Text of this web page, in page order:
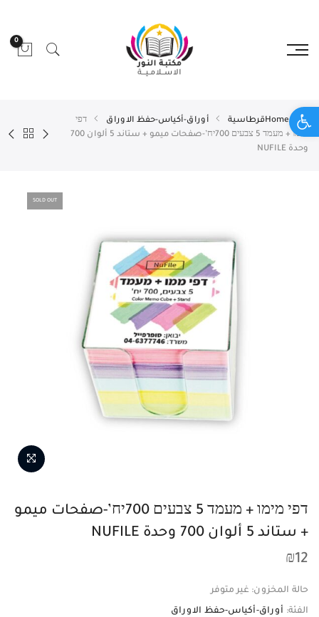
Open toolbar
0
Homeقرطاسية أوراق-أكياس-حفظ الاوراق
דפי
מימו + מעמד 5 צבעים 700יח’-صفحات ميمو + ستاند 5 ألوان 700
وحدة NUFILE
SOLD OUT
דפי מימו + מעמד 5 צבעים 700יח’-صفحات ميمو
+ ستاند 5 ألوان 700 وحدة NUFILE
₪12
حالة المخزون: غير متوفر
الفئة: أوراق-أكياس-حفظ الاوراق